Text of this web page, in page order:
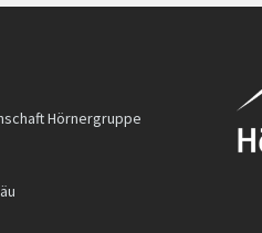
Hörnergruppe